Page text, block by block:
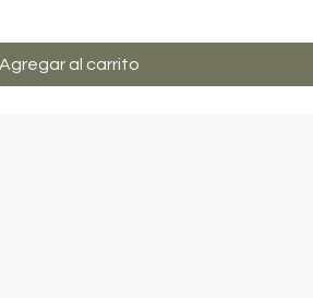
Agregar al carrito